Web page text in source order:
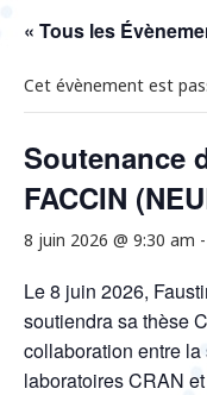
« Tous les
Cet évènement est
Soutenance
FACCIN
8 juin 2026 @ 9:30 am -
Le8 juin 2026,
soutiendra sa thèse
collaboration entre
laboratoires CRAN